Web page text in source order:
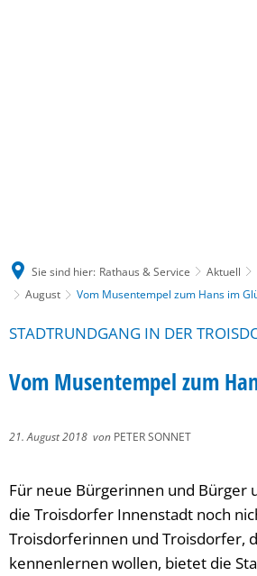
Sie sind hier: Rathaus & Service Aktuell
August
Vom Musentempel zum Hans im
STADTRUNDGANG IN DER
Vom Musentempel zum
21. August 2018 von PETER SONNET
Für neue Bürgerinnen und Bürger
die Troisdorfer Innenstadt noch
Troisdorferinnen und Troisdorfer,
kennenlernen wollen, bietet die